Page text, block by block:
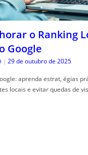
o Ranking
Google
| 29 de outubro de 2025
aprenda estrat, égias
locais e evitar quedas de